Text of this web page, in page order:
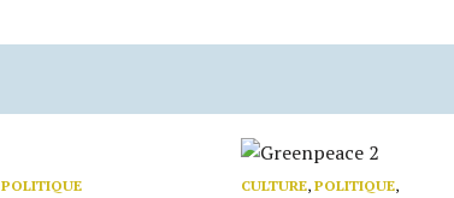
POLITIQUE CULTURE,POLITIQUE,